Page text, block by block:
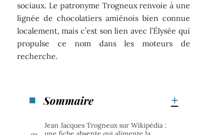
sociaux. Le patronyme Trogneux renvoie à une
lignée de chocolatiers amiénois bien connue
localement, mais c’est son lien avec l’Élysée qui
propulse ce nom dans les moteurs de
recherche.
Sommaire
Jean Jacques Trogneux sur Wikipédia :